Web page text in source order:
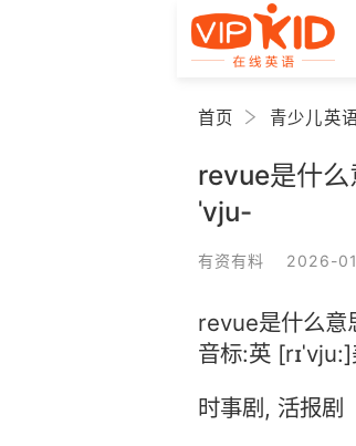
首页 青少儿英
revue是什么
ˈvju-
有资有料 2026-
revue是什么意
音标:英
时事剧, 活报剧